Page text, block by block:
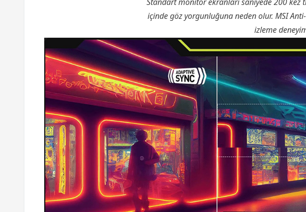
içinde göz yorgunluğuna neden olur. MSI
izleme